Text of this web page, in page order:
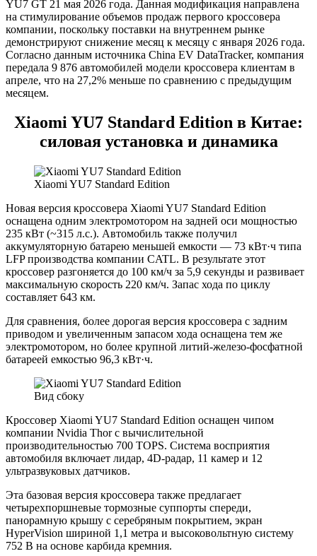
YU7 GT 21 мая 2026 года. Данная модификация направлена
на стимулирование объемов продаж первого кроссовера
компании, поскольку поставки на внутреннем рынке
демонстрируют снижение месяц к месяцу с января 2026 года.
Согласно данным источника China EV DataTracker, компания
передала 9 876 автомобилей модели кроссовера клиентам в
апреле, что на 27,2% меньше по сравнению с предыдущим
месяцем.
Xiaomi YU7 Standard Edition в Китае:
силовая установка и динамика
Xiaomi YU7 Standard Edition
Новая версия кроссовера Xiaomi YU7 Standard Edition
оснащена одним электромотором на задней оси мощностью
235 кВт (~315 л.с.). Автомобиль также получил
аккумуляторную батарею меньшей емкости — 73 кВт·ч типа
LFP производства компании CATL. В результате этот
кроссовер разгоняется до 100 км/ч за 5,9 секунды и развивает
максимальную скорость 220 км/ч. Запас хода по циклу
составляет 643 км.
Для сравнения, более дорогая версия кроссовера с задним
приводом и увеличенным запасом хода оснащена тем же
электромотором, но более крупной литий-железо-фосфатной
батареей емкостью 96,3 кВт·ч.
Вид сбоку
Кроссовер Xiaomi YU7 Standard Edition оснащен чипом
компании Nvidia Thor с вычислительной
производительностью 700 TOPS. Система восприятия
автомобиля включает лидар, 4D-радар, 11 камер и 12
ультразвуковых датчиков.
Эта базовая версия кроссовера также предлагает
четырехпоршневые тормозные суппорты спереди,
панорамную крышу с серебряным покрытием, экран
HyperVision шириной 1,1 метра и высоковольтную систему
752 В на основе карбида кремния.